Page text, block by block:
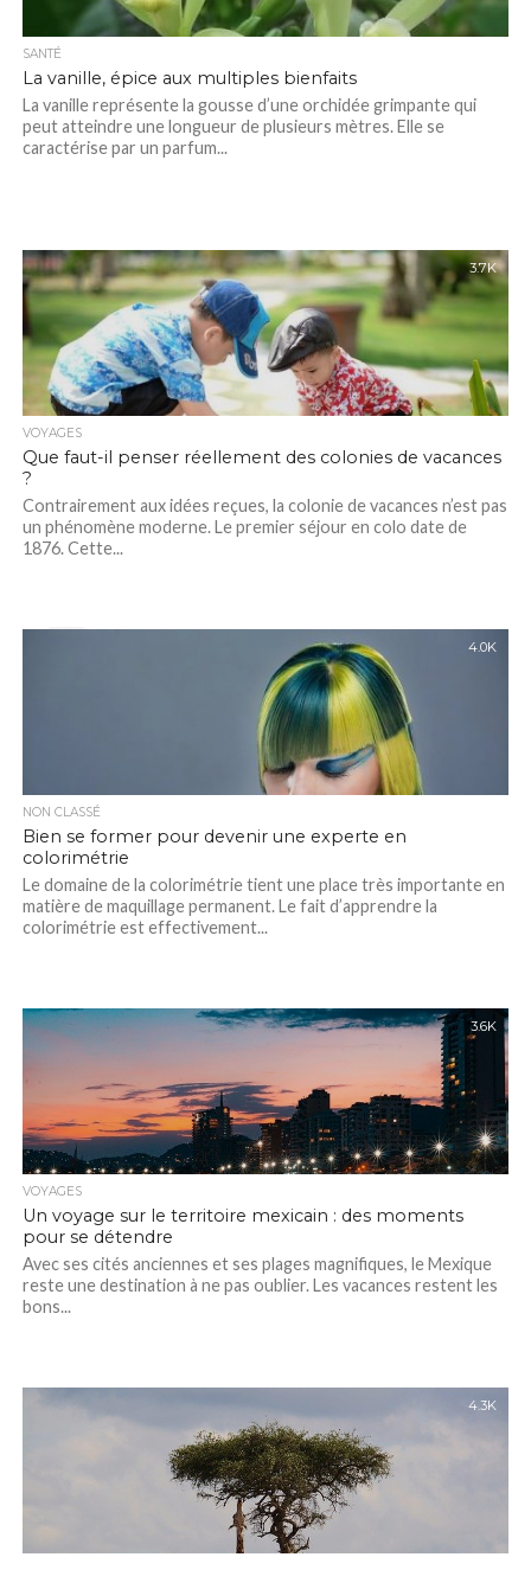
SANTÉ
La vanille, épice aux multiples bienfaits
La vanille représente la gousse d’une orchidée grimpante qui
peut atteindre une longueur de plusieurs mètres. Elle se
caractérise par un parfum...
3.7K
VOYAGES
Que faut-il penser réellement des colonies de vacances
?
Contrairement aux idées reçues, la colonie de vacances n’est pas
un phénomène moderne. Le premier séjour en colo date de
1876. Cette...
4.0K
NON CLASSÉ
Bien se former pour devenir une experte en
colorimétrie
Le domaine de la colorimétrie tient une place très importante en
matière de maquillage permanent. Le fait d’apprendre la
colorimétrie est effectivement...
3.6K
VOYAGES
Un voyage sur le territoire mexicain : des moments
pour se détendre
Avec ses cités anciennes et ses plages magnifiques, le Mexique
reste une destination à ne pas oublier. Les vacances restent les
bons...
4.3K